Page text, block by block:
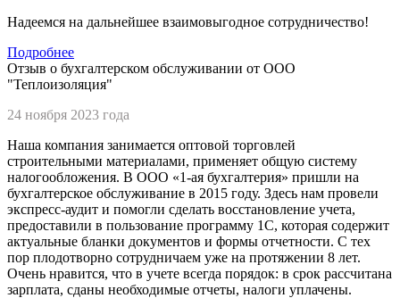
Надеемся на дальнейшее взаимовыгодное сотрудничество!
Подробнее
Отзыв о бухгалтерском обслуживании от ООО
"Теплоизоляция"
24 ноября 2023 года
Наша компания занимается оптовой торговлей
строительными материалами, применяет общую систему
налогообложения. В ООО «1-ая бухгалтерия» пришли на
бухгалтерское обслуживание в 2015 году. Здесь нам провели
экспресс-аудит и помогли сделать восстановление учета,
предоставили в пользование программу 1С, которая содержит
актуальные бланки документов и формы отчетности. С тех
пор плодотворно сотрудничаем уже на протяжении 8 лет.
Очень нравится, что в учете всегда порядок: в срок рассчитана
зарплата, сданы необходимые отчеты, налоги уплачены.